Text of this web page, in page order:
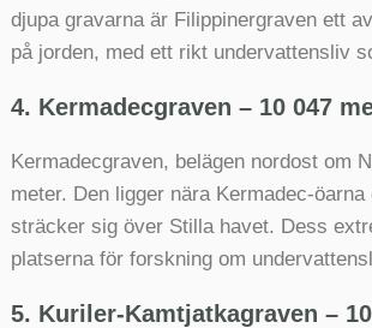
djupa gravarna är Filippinergraven ett
på jorden, med ett rikt undervattensliv
4. Kermadecgraven – 10 047
Kermadecgraven, belägen nordost om
meter. Den ligger nära Kermadec-
sträcker sig över Stilla havet. Dess
platserna för forskning om
5. Kuriler-Kamtjatkagraven –